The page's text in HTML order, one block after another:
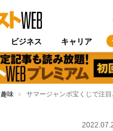
ビジネス キャリア
趣味 サマージャンボ宝くじで注